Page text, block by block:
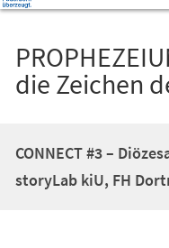
die Zeichen
CONNECT #3 –
storyLab kiU, FH